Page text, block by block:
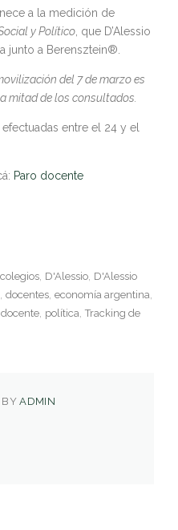
a la medición de
y Político, que D’Alessio
junto a Berensztein®.
del 7 de marzo es
mitad de los consultados.
entre el 24 y el
Paro docente
colegios D'Alessio D'Alessio
docentes economía argentina
docente política Tracking de
BYADMIN